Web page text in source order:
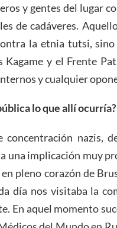
y gentes del lugar
de cadáveres.
la etnia tutsi,
Kagame y el Frente
y cualquier
lo que allí ocurría?
nazis,
una implicación muy
pleno corazón de
día nos visitaba la
En aquel momento